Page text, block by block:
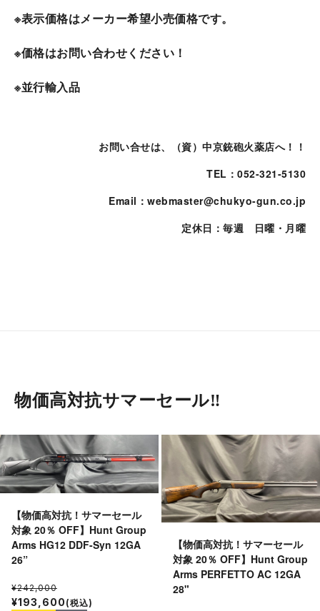
※表示価格はメーカー希望小売価格です。
※価格はお問い合わせください！
※並行輸入品
お問い合せは、（資）中京銃砲火薬店へ！！
TEL：052-321-5130
Email：webmaster@chukyo-gun.co.jp
定休日：毎週 日曜・月曜
物価高対抗サマーセール‼︎
【物価高対抗！サマーセール
対象 20％ OFF】Hunt Group
Arms HG12 DDF-Syn 12GA
26”
¥242,000
¥193,600 (税込)
【物価高対抗！サマーセール
対象 20％ OFF】Hunt Group
Arms PERFETTO AC 12GA
28"